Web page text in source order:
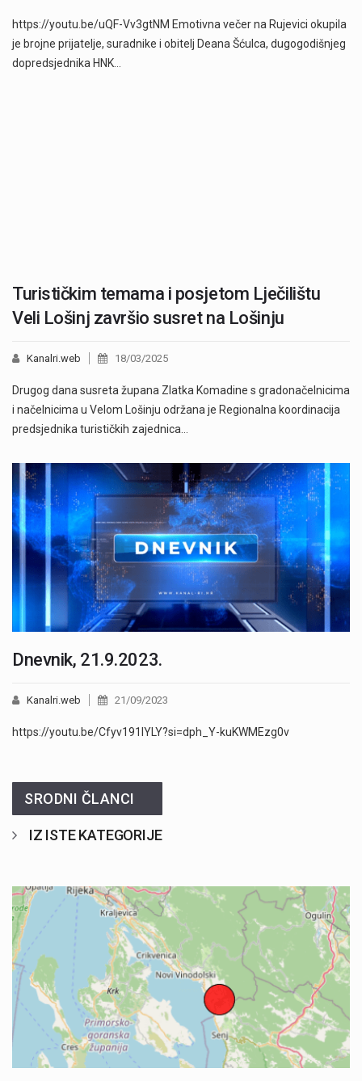
https://youtu.be/uQF-Vv3gtNM Emotivna večer na Rujevici okupila
je brojne prijatelje, suradnike i obitelj Deana Šćulca, dugogodišnjeg
dopredsjednika HNK…
Turističkim temama i posjetom Lječilištu
Veli Lošinj završio susret na Lošinju
Kanalri.web 18/03/2025
Drugog dana susreta župana Zlatka Komadine s gradonačelnicima
i načelnicima u Velom Lošinju održana je Regionalna koordinacija
predsjednika turističkih zajednica…
Dnevnik, 21.9.2023.
Kanalri.web 21/09/2023
https://youtu.be/Cfyv191IYLY?si=dph_Y-kuKWMEzg0v
SRODNI ČLANCI
IZ ISTE KATEGORIJE